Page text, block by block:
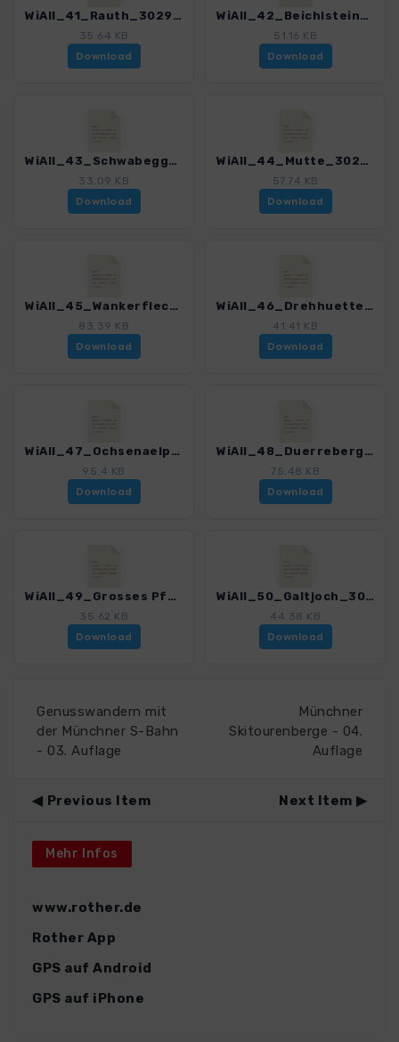
WiAll_41_Rauth_3029_5.gpx
35.64 KB
Download
WiAll_42_Beichlstein_3029_5.gpx
51.16 KB
Download
WiAll_43_Schwabeggalp_3029_5.gpx
33.09 KB
Download
WiAll_44_Mutte_3029_5.gpx
57.74 KB
Download
WiAll_45_Wankerfleck-Kapelle_3029_5.gpx
83.39 KB
Download
WiAll_46_Drehhuette_3029_5.gpx
41.41 KB
Download
WiAll_47_Ochsenaelpeleskopf_3029_5.gpx
95.4 KB
Download
WiAll_48_Duerrebergalm_3029_5.gpx
75.48 KB
Download
WiAll_49_Grosses Pfuitjoechle_3029_5.gpx
35.62 KB
Download
WiAll_50_Galtjoch_3029_5.gpx
44.38 KB
Download
Genusswandern mit
der Münchner S-Bahn
- 03. Auflage
Münchner
Skitourenberge - 04.
Auflage
Previous Item Next Item
Mehr Infos
www.rother.de
Rother App
GPS auf Android
GPS auf iPhone